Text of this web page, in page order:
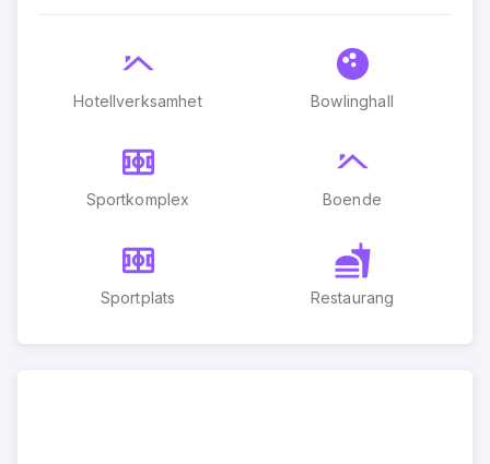
Hotellverksamhet Bowlinghall
Sportkomplex Boende
Sportplats Restaurang